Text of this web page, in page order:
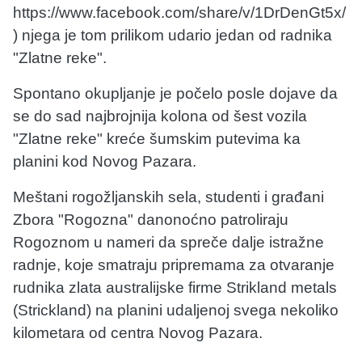
https://www.facebook.com/share/v/1DrDenGt5x/
) njega je tom prilikom udario jedan od radnika
"Zlatne reke".
Spontano okupljanje je počelo posle dojave da
se do sad najbrojnija kolona od šest vozila
"Zlatne reke" kreće šumskim putevima ka
planini kod Novog Pazara.
Meštani rogožljanskih sela, studenti i građani
Zbora "Rogozna" danonoćno patroliraju
Rogoznom u nameri da spreče dalje istražne
radnje, koje smatraju pripremama za otvaranje
rudnika zlata australijske firme Strikland metals
(Strickland) na planini udaljenoj svega nekoliko
kilometara od centra Novog Pazara.